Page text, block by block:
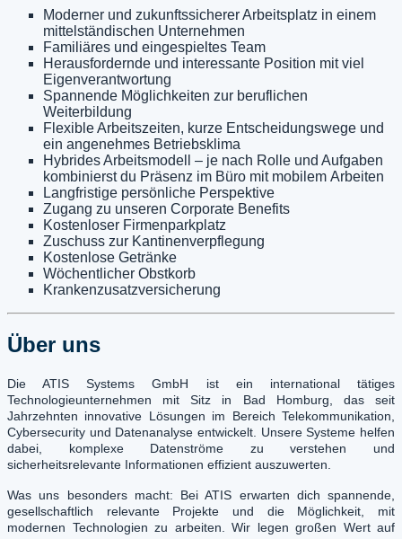
Moderner und zukunftssicherer Arbeitsplatz in einem
mittelständischen Unternehmen
Familiäres und eingespieltes Team
Herausfordernde und interessante Position mit viel
Eigenverantwortung
Spannende Möglichkeiten zur beruflichen
Weiterbildung
Flexible Arbeitszeiten, kurze Entscheidungswege und
ein angenehmes Betriebsklima
Hybrides Arbeitsmodell – je nach Rolle und Aufgaben
kombinierst du Präsenz im Büro mit mobilem Arbeiten
Langfristige persönliche Perspektive
Zugang zu unseren Corporate Benefits
Kostenloser Firmenparkplatz
Zuschuss zur Kantinenverpflegung
Kostenlose Getränke
Wöchentlicher Obstkorb
Krankenzusatzversicherung
Über uns
Die ATIS Systems GmbH ist ein international tätiges
Technologieunternehmen mit Sitz in Bad Homburg, das seit
Jahrzehnten innovative Lösungen im Bereich Telekommunikation,
Cybersecurity und Datenanalyse entwickelt. Unsere Systeme helfen
dabei, komplexe Datenströme zu verstehen und
sicherheitsrelevante Informationen effizient auszuwerten.
Was uns besonders macht: Bei ATIS erwarten dich spannende,
gesellschaftlich relevante Projekte und die Möglichkeit, mit
modernen Technologien zu arbeiten. Wir legen großen Wert auf